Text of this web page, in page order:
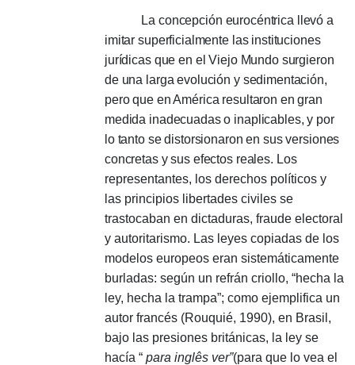
La concepción eurocéntrica llevó a
imitar superficialmente las instituciones
jurídicas que en el Viejo Mundo surgieron
de una larga evolución y sedimentación,
pero que en América resultaron en gran
medida inadecuadas o inaplicables, y por
lo tanto se distorsionaron en sus versiones
concretas y sus efectos reales. Los
representantes, los derechos políticos y
las principios libertades civiles se
trastocaban en dictaduras, fraude electoral
y autoritarismo. Las leyes copiadas de los
modelos europeos eran sistemáticamente
burladas: según un refrán criollo, “hecha la
ley, hecha la trampa”; como ejemplifica un
autor francés (Rouquié, 1990), en Brasil,
bajo las presiones británicas, la ley se
hacía “ para inglês ver”(para que lo vea el